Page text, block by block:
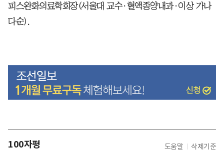
피스완화의료학회장(서울대 교수·혈액종양내과·이상 가나
다순).
100자평 도움말 삭제기준